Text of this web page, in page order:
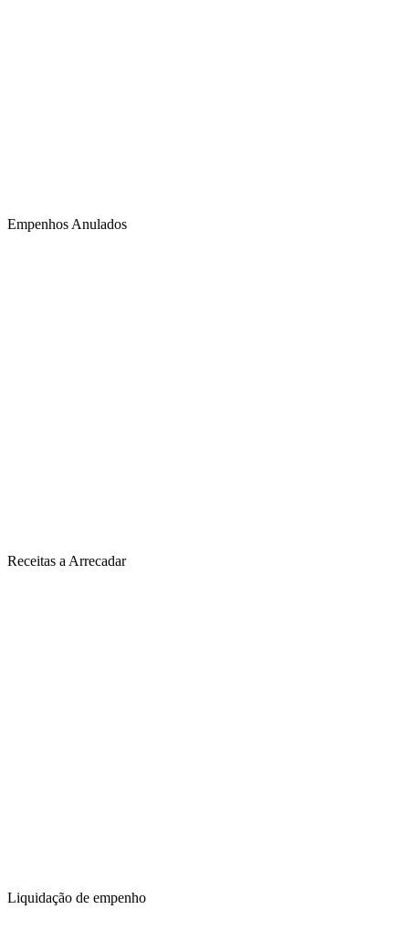
Empenhos Anulados
Receitas a Arrecadar
Liquidação de empenho